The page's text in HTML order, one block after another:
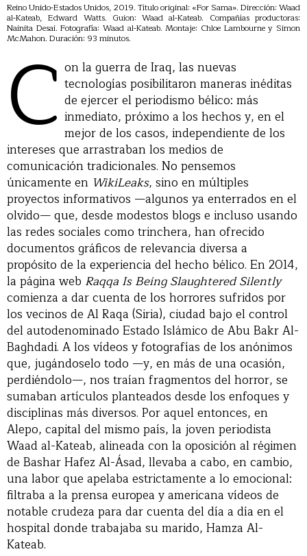
Reino Unido-Estados Unidos, 2019. Título original: «For Sama». Dirección: Waad
al-Kateab, Edward Watts. Guion: Waad al-Kateab. Compañías productoras:
Nainita Desai. Fotografía: Waad al-Kateab. Montaje: Chloe Lambourne y Simon
McMahon. Duración: 93 minutos.
C on la guerra de Iraq, las nuevas
tecnologías posibilitaron maneras inéditas
de ejercer el periodismo bélico: más
inmediato, próximo a los hechos y, en el
mejor de los casos, independiente de los
intereses que arrastraban los medios de
comunicación tradicionales. No pensemos
únicamente en WikiLeaks, sino en múltiples
proyectos informativos —algunos ya enterrados en el
olvido— que, desde modestos blogs e incluso usando
las redes sociales como trinchera, han ofrecido
documentos gráficos de relevancia diversa a
propósito de la experiencia del hecho bélico. En 2014,
la página web Raqqa Is Being Slaughtered Silently
comienza a dar cuenta de los horrores sufridos por
los vecinos de Al Raqa (Siria), ciudad bajo el control
del autodenominado Estado Islámico de Abu Bakr Al-
Baghdadi. A los vídeos y fotografías de los anónimos
que, jugándoselo todo —y, en más de una ocasión,
perdiéndolo—, nos traían fragmentos del horror, se
sumaban artículos planteados desde los enfoques y
disciplinas más diversos. Por aquel entonces, en
Alepo, capital del mismo país, la joven periodista
Waad al-Kateab, alineada con la oposición al régimen
de Bashar Hafez Al-Ásad, llevaba a cabo, en cambio,
una labor que apelaba estrictamente a lo emocional:
filtraba a la prensa europea y americana vídeos de
notable crudeza para dar cuenta del día a día en el
hospital donde trabajaba su marido, Hamza Al-
Kateab.